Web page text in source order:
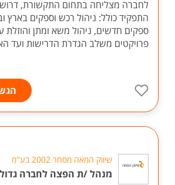
לחברה מצליחה בתחום התקשורת,
התפקיד כולל: ניהול רכש וספקים בארץ
ספקים חדשים, ניהול משא ומתן והוזלת
פרויקטים משלב הגדרת הדרישות ועד
שיווק המאה מסחר 2002 בע"מ
מנהל /ת הפצה לחברה